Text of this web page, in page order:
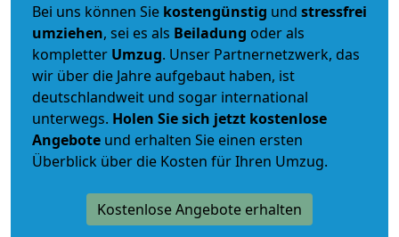
Bei uns können Sie kostengünstig und stressfrei
umziehen, sei es als Beiladung oder als
kompletter Umzug. Unser Partnernetzwerk, das
wir über die Jahre aufgebaut haben, ist
deutschlandweit und sogar international
unterwegs. Holen Sie sich jetzt kostenlose
Angebote und erhalten Sie einen ersten
Überblick über die Kosten für Ihren Umzug.
Kostenlose Angebote erhalten